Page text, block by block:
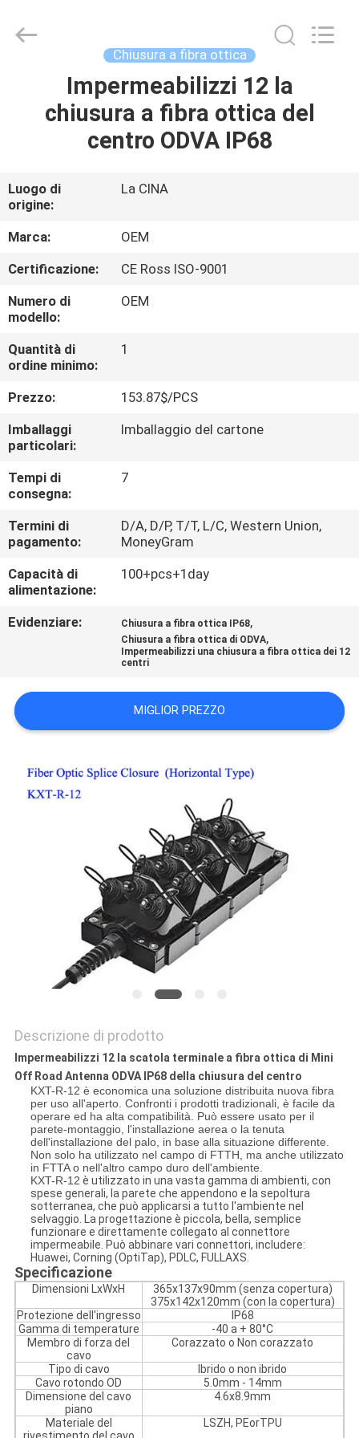
PRODOTTI
RIGUARDO
A
NOI
GIRO
DELLA
FABBRICA
CONTROLLO
DI
QUALITÀ
CONTATTICI
NOTIZIE
DEL
SITO
PRIVACY
POLICY
Road
Enterprise
Chiusura a fibra ottica
Impermeabilizzi 12 la
chiusura a fibra ottica del
centro ODVA IP68
Luogo di
origine:
La CINA
Marca:
OEM
Certificazione:
CE Ross ISO-9001
Numero di
modello:
OEM
Quantità di
ordine minimo:
1
Prezzo:
153.87$/PCS
Imballaggi
particolari:
Imballaggio del cartone
Tempi di
consegna:
7
Termini di
pagamento:
D/A, D/P, T/T, L/C, Western Union,
MoneyGram
Capacità di
alimentazione:
100+pcs+1day
Evidenziare: Chiusura a fibra ottica IP68,
Chiusura a fibra ottica di ODVA,
Impermeabilizzi una chiusura a fibra ottica dei 12
centri
MIGLIOR PREZZO
Descrizione di prodotto
Impermeabilizzi 12 la scatola terminale a fibra ottica di Mini
Off Road Antenna ODVA IP68 della chiusura del centro
KXT-R-12 è economica una soluzione distribuita nuova fibra
per uso all'aperto. Confronti i prodotti tradizionali, è facile da
operare ed ha alta compatibilità. Può essere usato per il
parete-montaggio, l'installazione aerea o la tenuta
dell'installazione del palo, in base alla situazione differente.
Non solo ha utilizzato nel campo di FTTH, ma anche utilizzato
in FTTA o nell'altro campo duro dell'ambiente.
KXT-R-12 è utilizzato in una vasta gamma di ambienti, con
spese generali, la parete che appendono e la sepoltura
sotterranea, che può applicarsi a tutto l'ambiente nel
selvaggio. La progettazione è piccola, bella, semplice
funzionare e direttamente collegato al connettore
impermeabile. Può abbinare vari connettori, includere:
Huawei, Corning (OptiTap), PDLC, FULLAXS.
Specificazione
Dimensioni LxWxH
365x137x90mm (senza copertura)
375x142x120mm (con la copertura)
Protezione dell'ingresso
IP68
Gamma di temperature
-40 a + 80°C
Membro di forza del
cavo
Corazzato o Non corazzato
Tipo di cavo
Ibrido o non ibrido
Cavo rotondo OD
5.0mm - 14mm
Dimensione del cavo
piano
4.6x8.9mm
Materiale del
LSZH, PEorTPU